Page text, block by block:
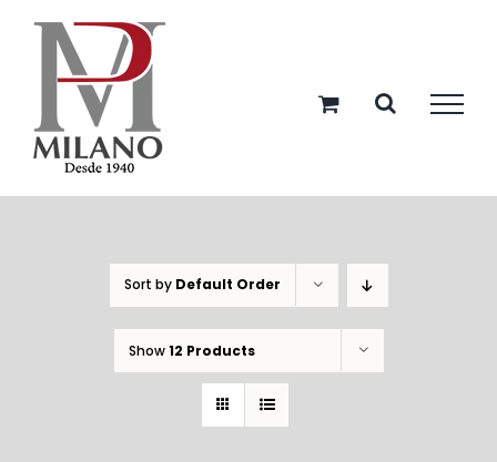
content
Sort by Default Order
Show12 Products